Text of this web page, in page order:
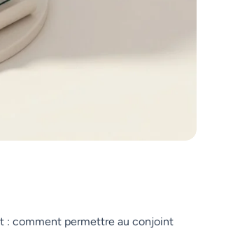
: comment permettre au conjoint